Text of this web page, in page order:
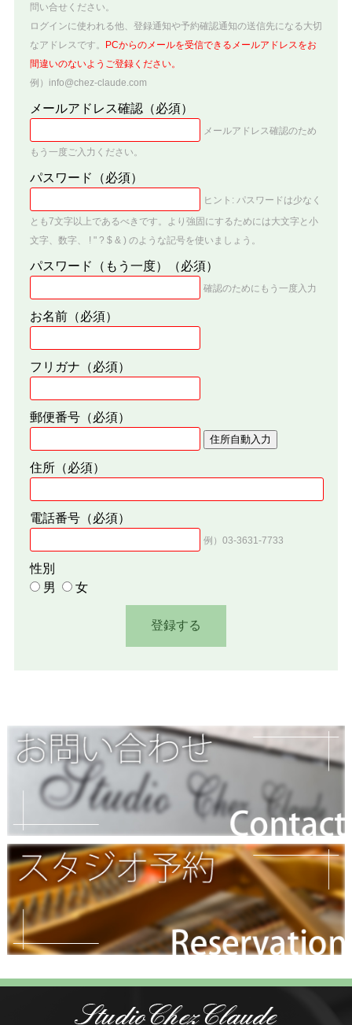
問い合せください。
ログインに使われる他、登録通知や予約確認通知の送信先になる大切
なアドレスです。
PCからのメールを受信できるメールアドレスをお
間違いのないようご登録ください。
例）info@chez-claude.com
メールアドレス確認（必須）
メールアドレス確認のため
もう一度ご入力ください。
パスワード （必須）
ヒント: パスワードは少なく
とも7文字以上であるべきです。より強固にするためには大文字と小
文字、数字、 ! " ? $ & ) のような記号を使いましょう。
パスワード（もう一度） （必須）
確認のためにもう一度入力
お名前（必須）
フリガナ （必須）
郵便番号（必須）
住所自動入力
住所（必須）
電話番号（必須）
例）03-3631-7733
性別
男
女